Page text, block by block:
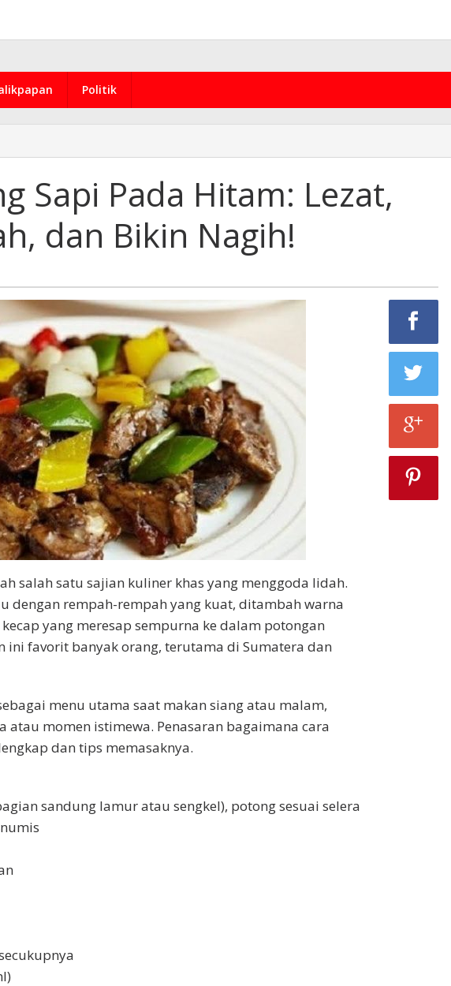
Politik
Sapi Pada Hitam: Lezat,
dan Bikin Nagih!
salah satu sajian kuliner khas yang menggoda lidah.
dengan rempah-rempah yang kuat, ditambah warna
yang meresap sempurna ke dalam potongan
ini favorit banyak orang, terutama di Sumatera dan
menu utama saat makan siang atau malam,
momen istimewa. Penasaran bagaimana cara
dan tips memasaknya.
sandung lamur atau sengkel), potong sesuai selera